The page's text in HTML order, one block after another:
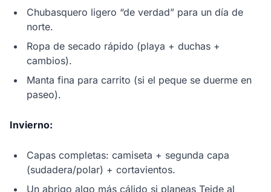
Chubasquero ligero “de verdad” para un día de
norte.
Ropa de secado rápido (playa + duchas +
cambios).
Manta fina para carrito (si el peque se duerme en
paseo).
Invierno:
Capas completas: camiseta + segunda capa
(sudadera/polar) + cortavientos.
Un abrigo algo más cálido si planeas Teide al